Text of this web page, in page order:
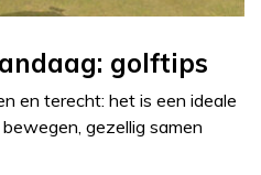
golftips
en terecht: het is een ideale
gezellig samen